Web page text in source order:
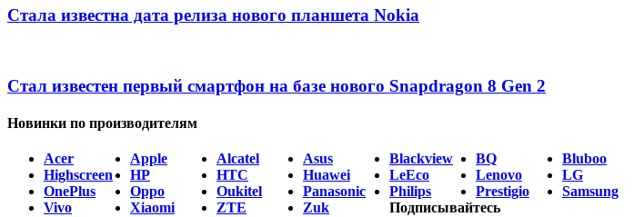
Стала известна дата релиза нового планшета Nokia
Стал известен первый смартфон на базе нового Snapdragon 8 Gen 2
Новинки по производителям
Acer Apple Alcatel Asus Blackview BQ Bluboo
Highscreen
HP HTC Huawei LeEco Lenovo LG
OnePlus
Oppo Oukitel Panasonic Philips Prestigio Samsung
Vivo
Xiaomi ZTE Zuk Подписывайтесь